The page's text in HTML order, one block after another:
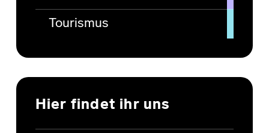
Tourismus
Hier findet ihr uns